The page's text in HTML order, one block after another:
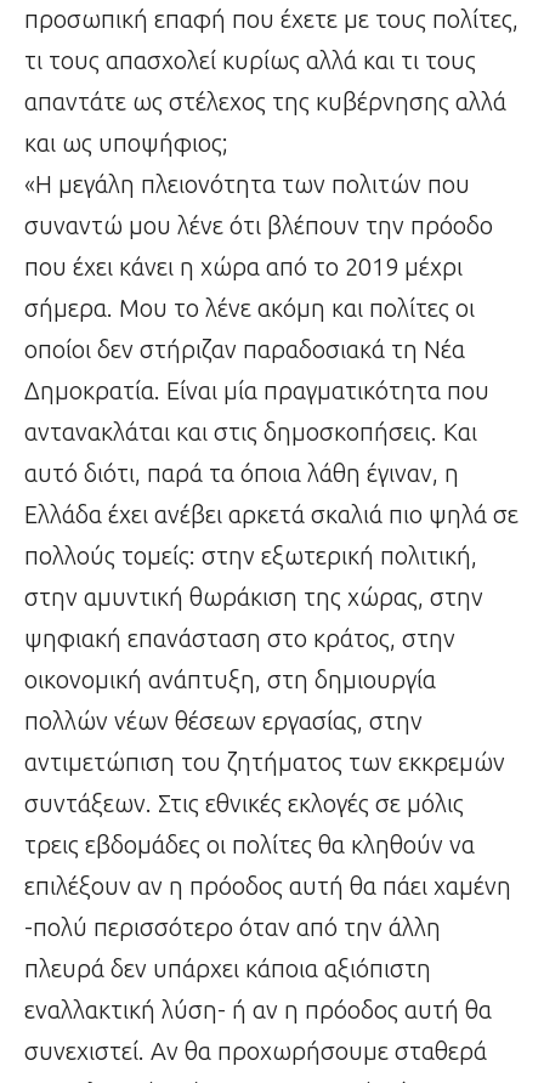
προσωπική επαφή που έχετε με τους πολίτες,
τι τους απασχολεί κυρίως αλλά και τι τους
απαντάτε ως στέλεχος της κυβέρνησης αλλά
και ως υποψήφιος;
«Η μεγάλη πλειονότητα των πολιτών που
συναντώ μου λένε ότι βλέπουν την πρόοδο
που έχει κάνει η χώρα από το 2019 μέχρι
σήμερα. Μου το λένε ακόμη και πολίτες οι
οποίοι δεν στήριζαν παραδοσιακά τη Νέα
Δημοκρατία. Είναι μία πραγματικότητα που
αντανακλάται και στις δημοσκοπήσεις. Και
αυτό διότι, παρά τα όποια λάθη έγιναν, η
Ελλάδα έχει ανέβει αρκετά σκαλιά πιο ψηλά σε
πολλούς τομείς: στην εξωτερική πολιτική,
στην αμυντική θωράκιση της χώρας, στην
ψηφιακή επανάσταση στο κράτος, στην
οικονομική ανάπτυξη, στη δημιουργία
πολλών νέων θέσεων εργασίας, στην
αντιμετώπιση του ζητήματος των εκκρεμών
συντάξεων. Στις εθνικές εκλογές σε μόλις
τρεις εβδομάδες οι πολίτες θα κληθούν να
επιλέξουν αν η πρόοδος αυτή θα πάει χαμένη
-πολύ περισσότερο όταν από την άλλη
πλευρά δεν υπάρχει κάποια αξιόπιστη
εναλλακτική λύση- ή αν η πρόοδος αυτή θα
συνεχιστεί. Αν θα προχωρήσουμε σταθερά